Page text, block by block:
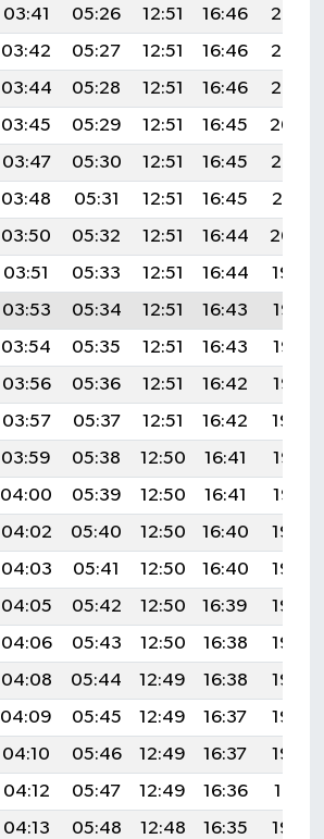
03:41 05:26 12:51 16:46
20:07
03:42 05:27 12:51 16:46
20:06
03:44 05:28 12:51 16:46
20:05
03:45 05:29 12:51 16:45
20:04
03:47 05:30 12:51 16:45
20:02
03:48 05:31 12:51 16:45
20:01
03:50 05:32 12:51 16:44
20:00
03:51 05:33 12:51 16:44
19:59
03:53 05:34 12:51 16:43
19:58
03:54 05:35 12:51 16:43
19:57
03:56 05:36 12:51 16:42
19:55
03:57 05:37 12:51 16:42
19:54
03:59 05:38 12:50 16:41
19:53
04:00 05:39 12:50 16:41
19:52
04:02 05:40 12:50 16:40
19:50
04:03 05:41 12:50 16:40
19:49
04:05 05:42 12:50 16:39
19:48
04:06 05:43 12:50 16:38
19:46
04:08 05:44 12:49 16:38
19:45
04:09 05:45 12:49 16:37
19:44
04:10 05:46 12:49 16:37
19:42
04:12 05:47 12:49 16:36
19:41
04:13 05:48 12:48 16:35
19:39